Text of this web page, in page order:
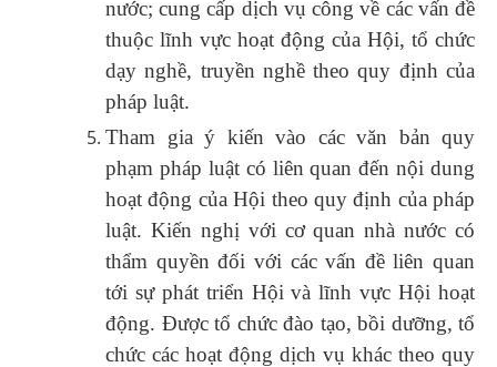
nước; cung cấp dịch vụ công về các vấn đề
thuộc lĩnh vực hoạt động của Hội, tổ chức
dạy nghề, truyền nghề theo quy định của
pháp luật.
Tham gia ý kiến vào các văn bản quy
phạm pháp luật có liên quan đến nội dung
hoạt động của Hội theo quy định của pháp
luật. Kiến nghị với cơ quan nhà nước có
thẩm quyền đối với các vấn đề liên quan
tới sự phát triển Hội và lĩnh vực Hội hoạt
động. Được tổ chức đào tạo, bồi dưỡng, tổ
chức các hoạt động dịch vụ khác theo quy